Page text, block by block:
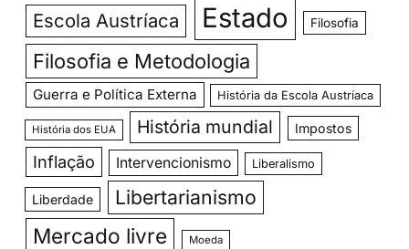
Escola Austríaca Estado Filosofia
Filosofia e Metodologia
Guerra e Política Externa História da Escola Austríaca
História dos EUA História mundial Impostos
Inflação Intervencionismo Liberalismo
Liberdade Libertarianismo
Mercado livre Moeda